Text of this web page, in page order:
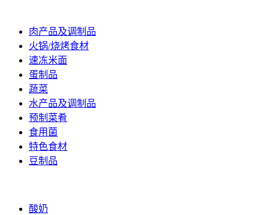
肉产品及调制品
火锅/烧烤食材
速冻米面
蛋制品
蔬菜
水产品及调制品
预制菜肴
食用菌
特色食材
豆制品
酸奶